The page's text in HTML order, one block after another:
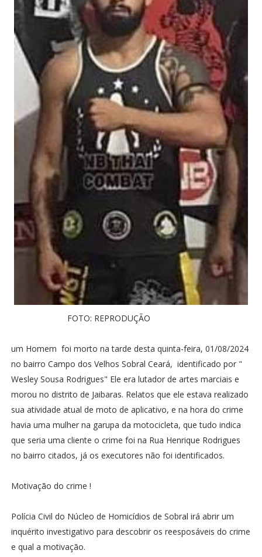
FOTO: REPRODUÇÃO
um Homem foi morto na tarde desta quinta-feira, 01/08/2024
no bairro Campo dos Velhos Sobral Ceará, identificado por "
Wesley Sousa Rodrigues" Ele era lutador de artes marciais e
morou no distrito de Jaibaras. Relatos que ele estava realizado
sua atividade atual de moto de aplicativo, e na hora do crime
havia uma mulher na garupa da motocicleta, que tudo indica
que seria uma cliente o crime foi na Rua Henrique Rodrigues
no bairro citados, já os executores não foi identificados.
Motivação do crime !
Polícia Civil do Núcleo de Homicídios de Sobral irá abrir um
inquérito investigativo para descobrir os reesposáveis do crime
e qual a motivação.